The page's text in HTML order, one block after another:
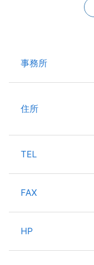
事務所
住所
TEL
FAX
HP